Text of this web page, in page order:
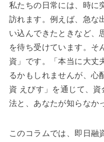
私たちの日常には、時に
訪れます。例えば、急な
い込んできたときなど、
を待ち受けています。そ
資」です。「本当に大丈
るかもしれませんが、心
資 えびす」を通じて、
法と、あなたが知らなか
このコラムでは、即日融